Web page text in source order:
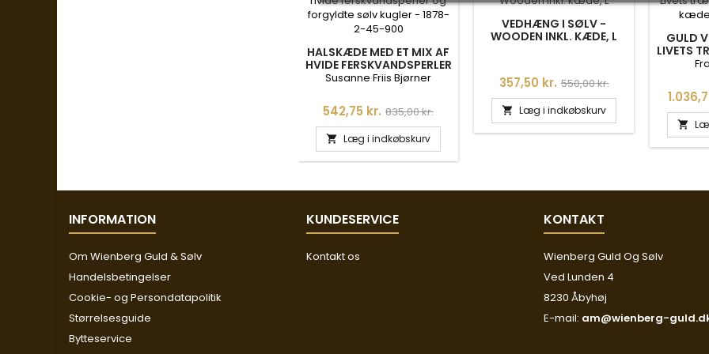
HALSKÆDE MED ET MIX AF
HVIDE FERSKVANDSPERLER
OG FORGYLDTE SØLV
Susanne Friis Bjørner
Pris
542,75 kr. Normalpris
835,00 kr.
 Læg i indkøbskurv
VEDHÆNG I SØLV -
WOODEN INKL. KÆDE, L
Pris
357,50 kr. Normalpris
550,00 kr.
 Læg i indkøbskurv
GULD
LIVETS
INKL.
Pris

INFORMATION
Om Wienberg Guld & Sølv
Handelsbetingelser
Cookie- og Persondatapolitik
Størrelsesguide
Bytteservice
KUNDESERVICE
Kontakt os
KONTAKT
Wienberg Guld Og Sølv
Ved Lunden 4
8230 Åbyhøj
E-mail: am@wienberg-